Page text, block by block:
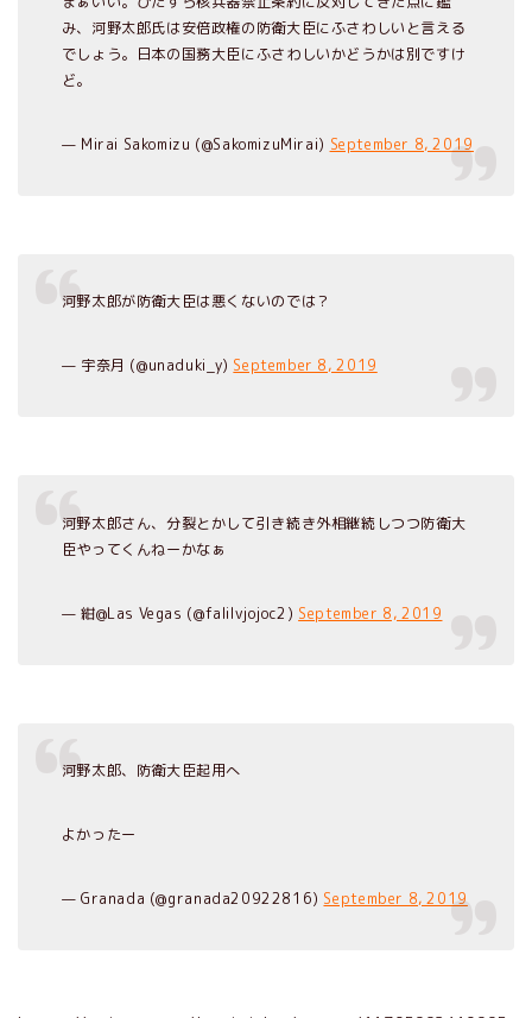
み、河野太郎氏は安倍政権の防衛大臣にふさわしいと言える
でしょう。日本の国務大臣にふさわしいかどうかは別ですけ
ど。
— Mirai Sakomizu (@SakomizuMirai) September 8, 2019
河野太郎が防衛大臣は悪くないのでは？
— 宇奈月 (@unaduki_y) September 8, 2019
河野太郎さん、分裂とかして引き続き外相継続しつつ防衛大
臣やってくんねーかなぁ
— 紺@Las Vegas (@falilvjojoc2) September 8, 2019
河野太郎、防衛大臣起用へ
よかったー
— Granada (@granada20922816) September 8, 2019